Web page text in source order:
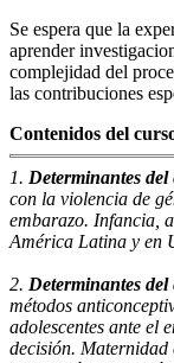
Se espera que la
aprender
complejidad del
las contribuciones
Contenidos del
1. Determinantes del
con la violencia de
embarazo. Infancia,
América Latina y en
2. Determinantes del
métodos
adolescentes ante el
decisión. Maternidad